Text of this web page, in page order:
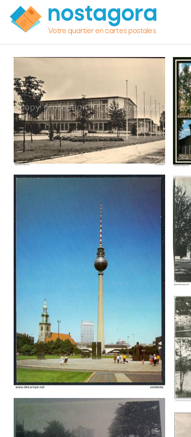
Votre quartier en cartes postales